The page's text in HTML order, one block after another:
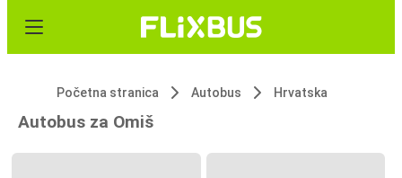
Početna stranica Autobus Hrvatska
Autobus za Omiš